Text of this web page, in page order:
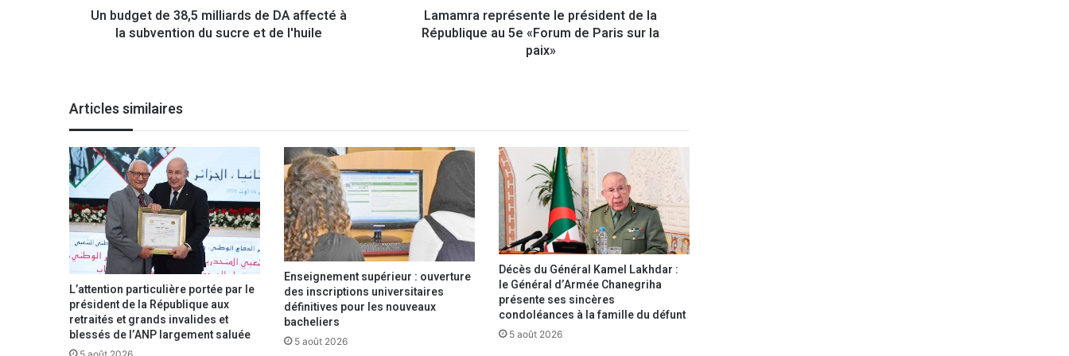
i
l
l
i
a
r
d
s
d
e
a
f
f
Un budget de 38,5 milliards de DA affecté à
la subvention du sucre et de l'huile
e
l
p
é
s
i
d
e
n
t
Lamamra représente le président de la
République au 5e «Forum de Paris sur la
paix»
Articles similaires
L’attention particulière portée par le
président de la République aux
retraités et grands invalides et
blessés de l’ANP largement saluée
Enseignement supérieur : ouverture
des inscriptions universitaires
définitives pour les nouveaux
bacheliers
5 août 2026
Décès du Général Kamel Lakhdar :
le Général d’Armée Chanegriha
présente ses sincères
condoléances à la famille du défunt
5 août 2026